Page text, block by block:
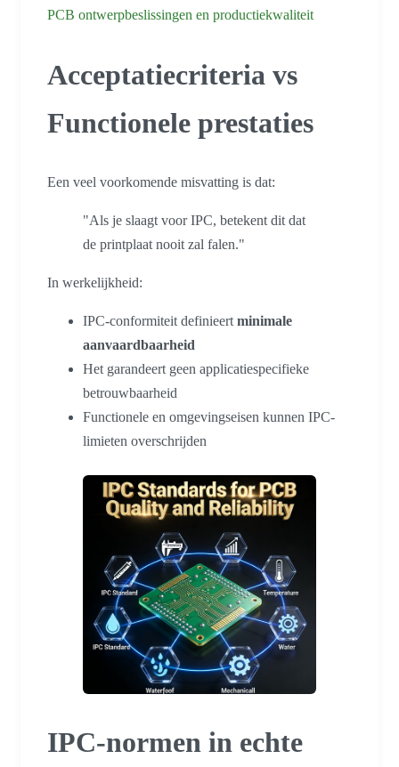
PCB ontwerpbeslissingen en productiekwaliteit
Acceptatiecriteria vs
Functionele prestaties
Een veel voorkomende misvatting is dat:
"Als je slaagt voor IPC, betekent dit dat
de printplaat nooit zal falen."
In werkelijkheid:
IPC-conformiteit definieertminimale
aanvaardbaarheid
Het garandeert geen applicatiespecifieke
betrouwbaarheid
Functionele en omgevingseisen kunnen IPC-
limieten overschrijden
IPC-normen in echte